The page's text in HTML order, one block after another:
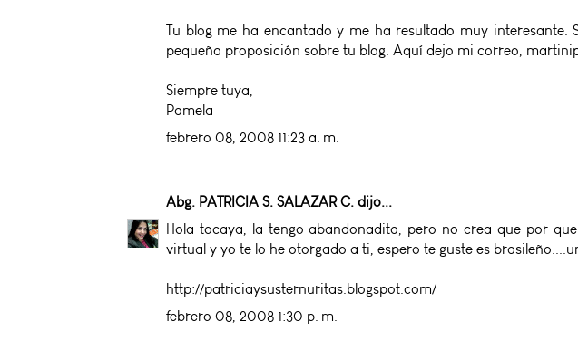
Tu blog me ha encantado y me ha resultado muy
pequeña proposición sobre tu blog. Aquí dejo mi correo,
Siempre tuya,
Pamela
febrero 08, 2008 11:23 a. m.
Abg. PATRICIA S. SALAZAR C. dijo...
Hola tocaya, la tengo abandonadita, pero no crea que por
virtual y yo te lo he otorgado a ti, espero te guste es
http://patriciaysusternuritas.blogspot.com/
febrero 08, 2008 1:30 p. m.